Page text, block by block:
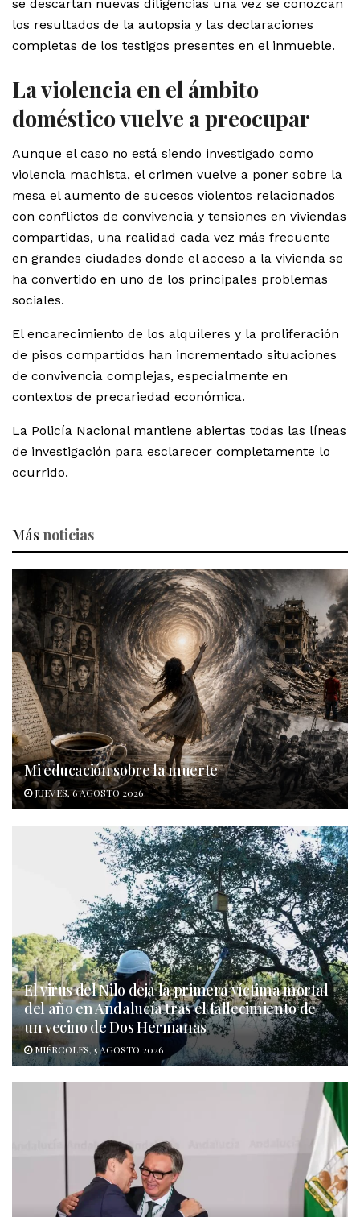
se descartan nuevas diligencias una vez se conozcan
los resultados de la autopsia y las declaraciones
completas de los testigos presentes en el inmueble.
La violencia en el ámbito
doméstico vuelve a preocupar
Aunque el caso no está siendo investigado como
violencia machista, el crimen vuelve a poner sobre la
mesa el aumento de sucesos violentos relacionados
con conflictos de convivencia y tensiones en viviendas
compartidas, una realidad cada vez más frecuente
en grandes ciudades donde el acceso a la vivienda se
ha convertido en uno de los principales problemas
sociales.
El encarecimiento de los alquileres y la proliferación
de pisos compartidos han incrementado situaciones
de convivencia complejas, especialmente en
contextos de precariedad económica.
La Policía Nacional mantiene abiertas todas las líneas
de investigación para esclarecer completamente lo
ocurrido.
Más noticias
Mi educación sobre la muerte
JUEVES, 6 AGOSTO 2026
El virus del Nilo deja la primera víctima mortal
del año en Andalucía tras el fallecimiento de
un vecino de Dos Hermanas
MIÉRCOLES, 5 AGOSTO 2026